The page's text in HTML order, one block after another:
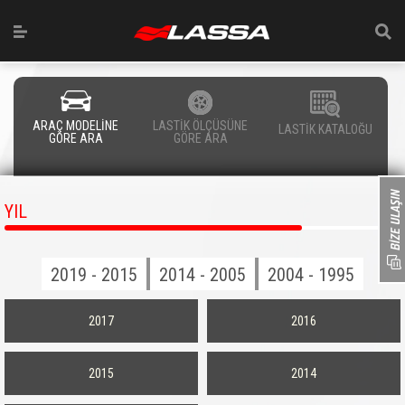
ARAÇ MODELİNE
GÖRE ARA
LASTİK ÖLÇÜSÜNE
GÖRE ARA
LASTİK KATALOĞU
YIL
2019 - 2015 2014 - 2005 2004 - 1995
2017 2016
2015 2014